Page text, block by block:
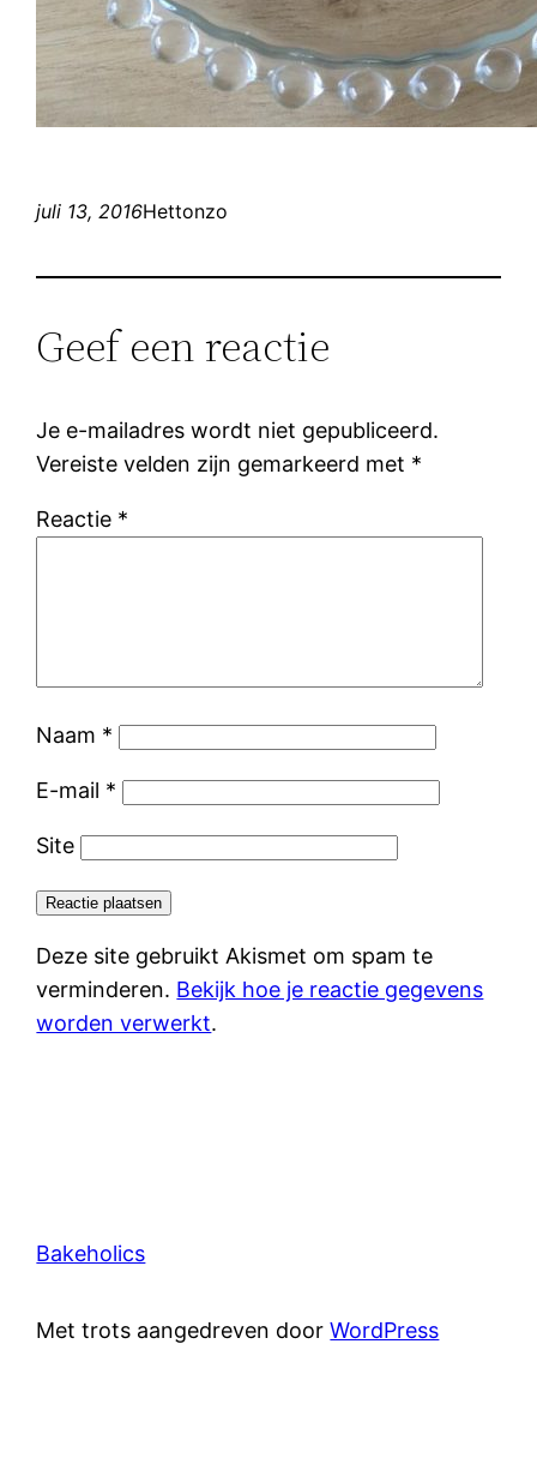
juli 13, 2016Hettonzo
Geef een reactie
Je e-mailadres wordt niet gepubliceerd.
Vereiste velden zijn gemarkeerd met *
Reactie *
Naam *
E-mail *
Site
Deze site gebruikt Akismet om spam te
verminderen. Bekijk hoe je reactie gegevens
worden verwerkt.
Bakeholics
Met trots aangedreven doorWordPress